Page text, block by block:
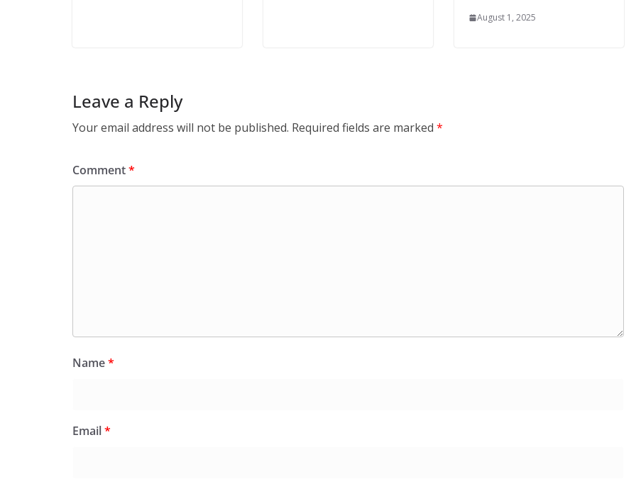
August 1, 2025
Leave a Reply
Your email address will not be published. Required fields are marked *
Comment*
Name*
Email*